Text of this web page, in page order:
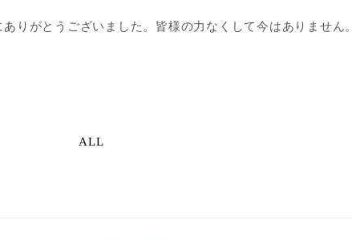
りがとうございました。皆様の力なくして今はありません。
ALL